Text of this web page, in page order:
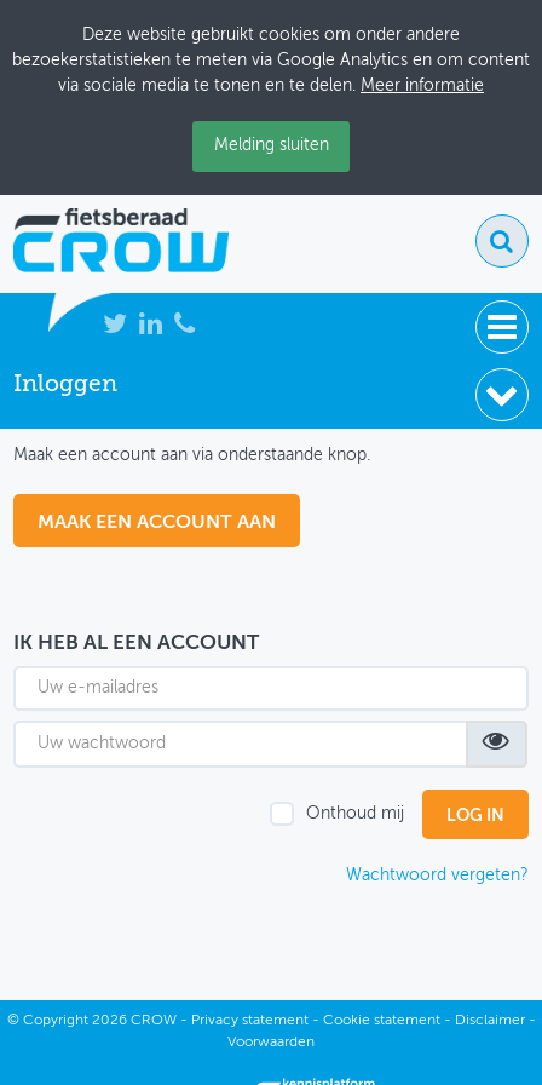
Deze website gebruikt cookies om onder andere
bezoekerstatistieken te meten via Google Analytics en om content
via sociale media te tonen en te delen. Meer informatie
Melding sluiten
NIEUWS
THEMASITES
MIJN PROFIEL
GEBRUIKER
Inloggen
Maak een account aan via onderstaande knop.
MAAK EEN ACCOUNT AAN
IK HEB AL EEN ACCOUNT
Onthoud mij
Wachtwoord vergeten?
© Copyright2026 CROW - Privacy statement- Cookie statement- Disclaimer-
Voorwaarden